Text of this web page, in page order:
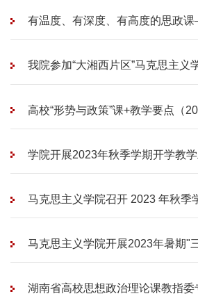
有温度、有深度、有高度的思政
我院参加“大湘西片区”马克思主义
高校“形势与政策”课+教学要点（
学院开展2023年秋季学期开学教
马克思主义学院召开 2023 年秋季
马克思主义学院开展2023年暑期"
湖南省高校思想政治理论课教指委